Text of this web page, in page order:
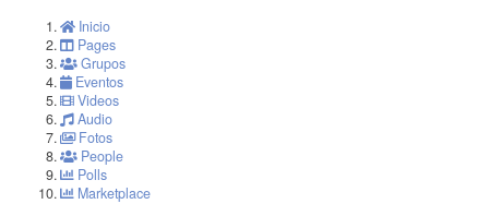
Inicio
Pages
Grupos
Eventos
Videos
Audio
Fotos
People
Polls
Marketplace